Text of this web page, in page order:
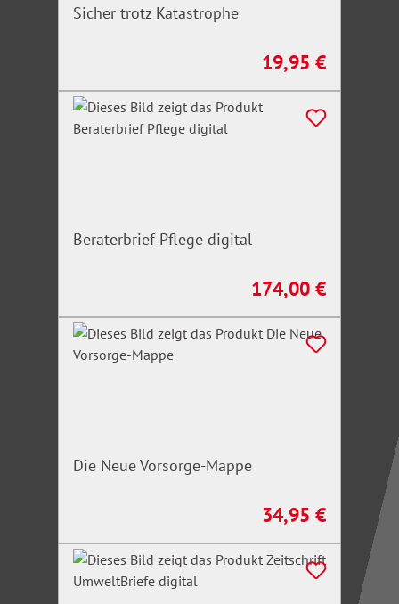
Sicher trotz Katastrophe
Regulärer Preis:
19,95 €
Beraterbrief Pflege digital
Regulärer Preis:
174,00 €
Die Neue Vorsorge-Mappe
Regulärer Preis:
34,95 €